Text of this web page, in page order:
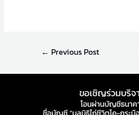
← Previous Post